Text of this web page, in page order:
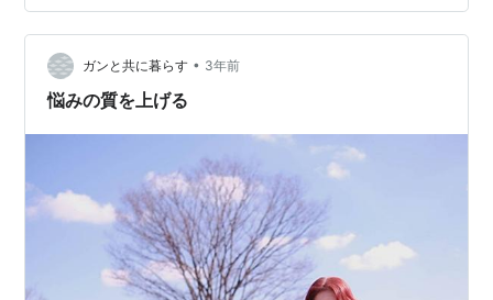
ようなひと言を 残していく人は きっと あなたへの嫉妬
心があるのです。 本人も気づいていないかもしれません
が 心のど…
ガンと共に暮らす • 3年前
悩みの質を上げる